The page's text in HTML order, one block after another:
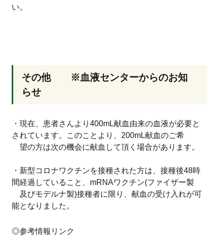
い。
その他 ※血液センターからのお知
らせ
・現在、患者さんより400mL献血由来の血液が必要と
されています。このことより、200mL献血のご希
望の方は次の機会に献血して頂く場合があります。
・新型コロナワクチンを接種された方は、接種後48時
間経過していること、mRNAワクチン(ファイザー製
及びモデルナ製)接種者に限り、献血の受け入れが可
能となりました。
◎参考情報リンク